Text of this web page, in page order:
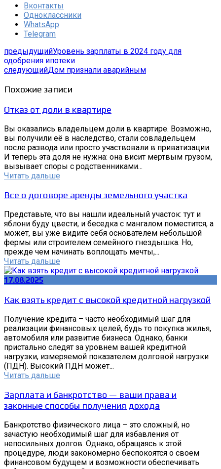
Вконтакты
Одноклассники
WhatsApp
Telegram
предыдущийУровень зарплаты в 2024 году для
одобрения ипотеки
следующийДом признали аварийным
Похожие записи
Отказ от доли в квартире
Вы оказались владельцем доли в квартире. Возможно,
вы получили её в наследство, стали совладельцем
после развода или просто участвовали в приватизации.
И теперь эта доля не нужна: она висит мертвым грузом,
вызывает споры с родственниками...
Читать дальше
Все о договоре аренды земельного участка
Представьте, что вы нашли идеальный участок: тут и
яблони буду цвести, и беседка с мангалом поместится, а
может, вы уже видите себя основателем небольшой
фермы или строителем семейного гнездышка. Но,
прежде чем начинать воплощать мечты,...
Читать дальше
17.08.2025
Как взять кредит с высокой кредитной нагрузкой
Получение кредита – часто необходимый шаг для
реализации финансовых целей, будь то покупка жилья,
автомобиля или развитие бизнеса. Однако, банки
пристально следят за уровнем вашей кредитной
нагрузки, измеряемой показателем долговой нагрузки
(ПДН). Высокий ПДН может...
Читать дальше
Зарплата и банкротство — ваши права и
законные способы получения дохода
Банкротство физического лица – это сложный, но
зачастую необходимый шаг для избавления от
непосильных долгов. Однако, обращаясь к этой
процедуре, люди закономерно беспокоятся о своем
финансовом будущем и возможности обеспечивать